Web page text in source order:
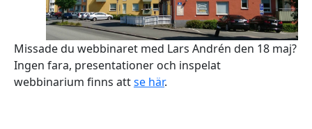
Missade du webbinaret med Lars Andrén den 18 maj?
Ingen fara, presentationer och inspelat
webbinarium finns attse här.